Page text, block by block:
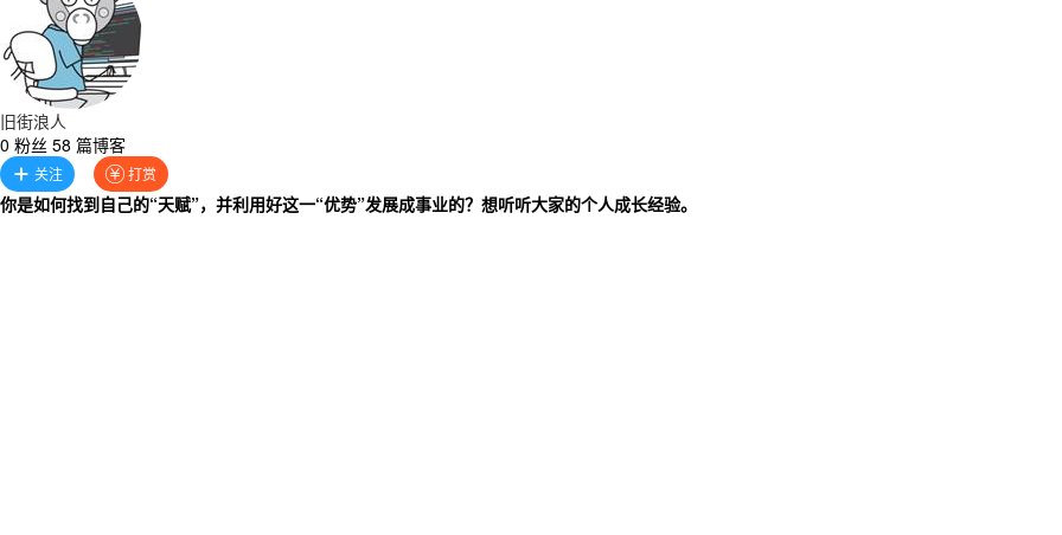
旧街浪人
0 粉丝 58 篇博客
 关注 打赏
你是如何找到自己的“天赋”，并利用好这一“优势”发展成事业的？ 想听听大家的个人成长经验。